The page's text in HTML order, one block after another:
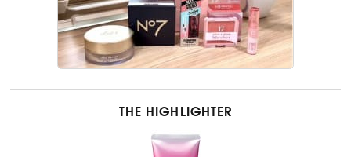
THE HIGHLIGHTER